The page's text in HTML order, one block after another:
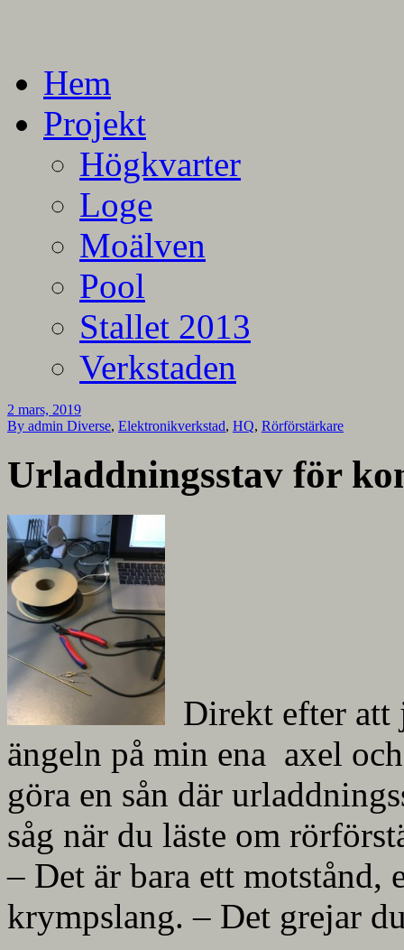
Hem
Projekt
Högkvarter
Loge
Moälven
Pool
Stallet 2013
Verkstaden
2 mars, 2019
By admin Diverse, Elektronikverkstad, HQ, Rörförstärkare
Urladdningsstav för
Direkt efter att
ängeln på min ena axel
göra en sån där
såg när du läste om
– Det är bara ett motstånd,
krympslang. – Det grejar